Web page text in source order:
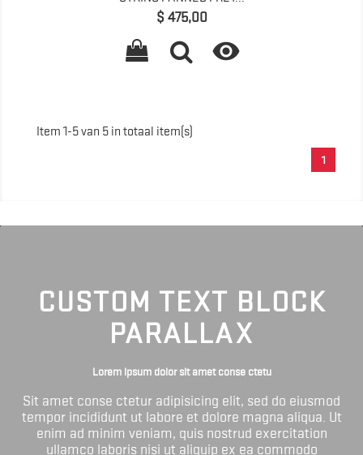
Prijs
$ 475,00

Item 1-5 van 5 in totaal item(s)
1
CUSTOM TEXT BLOCK
PARALLAX
Lorem ipsum dolor sit amet conse ctetu
Sit amet conse ctetur adipisicing elit, sed do eiusmod
tempor incididunt ut labore et dolore magna aliqua. Ut
enim ad minim veniam, quis nostrud exercitation
ullamco laboris nisi ut aliquip ex ea commodo